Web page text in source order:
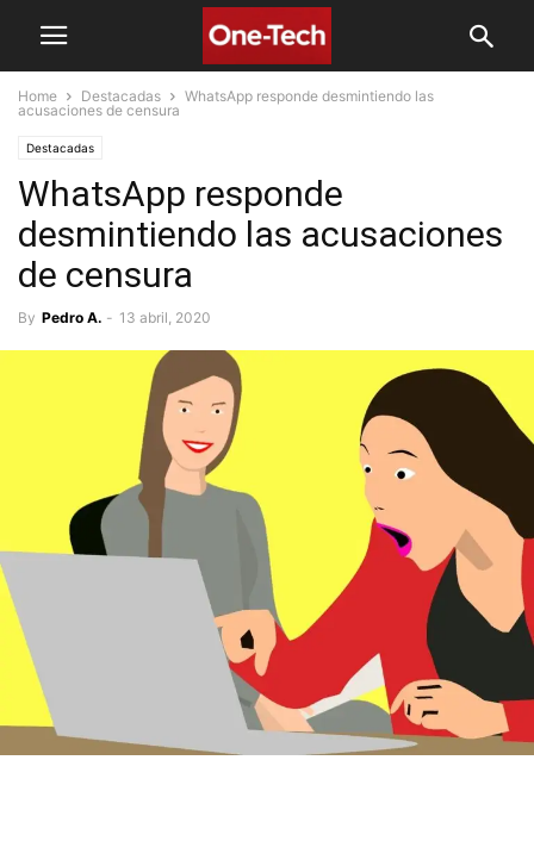
Home Destacadas
WhatsApp responde desmintiendo las
acusaciones de censura
Destacadas
WhatsApp responde
desmintiendo las acusaciones
de censura
By Pedro A. - 13 abril, 2020